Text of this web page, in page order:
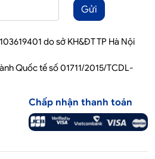
Gửi
do sở KH&ĐT TP Hà Nội
Quốc tế số 01711/2015/TCDL-
Chấp nhận thanh toán